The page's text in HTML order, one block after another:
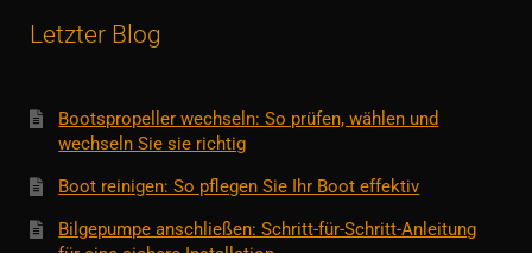
Letzter Blog
Bootspropeller wechseln: So prüfen, wählen und
wechseln Sie sie richtig
Boot reinigen: So pflegen Sie Ihr Boot effektiv
Bilgepumpe anschließen: Schritt-für-Schritt-Anleitung